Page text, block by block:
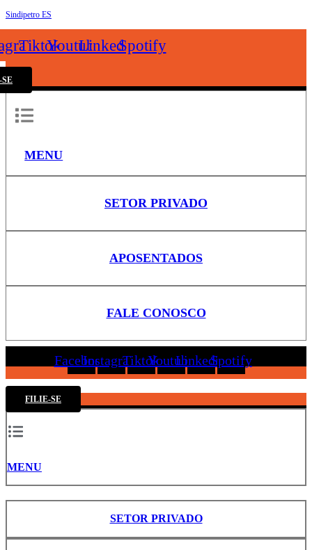
Sindipetro ES
TiktokYoutubeLinkedinSpotify
MENU
SETOR PRIVADO
APOSENTADOS
FALE CONOSCO
FacebookInstagramTiktokYoutubeLinkedinSpotify
FILIE-SE
MENU
SETOR PRIVADO